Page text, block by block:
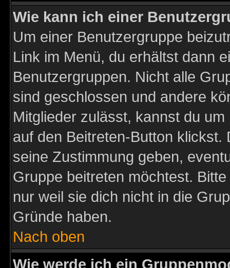
Wie kann ich einer
Um einer Benutzergruppe
Link im Menü, du erhältst dann
Benutzergruppen. Nicht alle
sind geschlossen und andere
Mitglieder zulässt, kannst du
auf den Beitreten-Button
seine Zustimmung geben,
Gruppe beitreten möchtest.
nur weil sie dich nicht in die
Gründe haben.
Nach oben
Wie werde ich ein